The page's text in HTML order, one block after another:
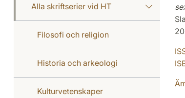
Alla skriftserier vid HT
Filosofi och religion
Historia och arkeologi
Kulturvetenskaper